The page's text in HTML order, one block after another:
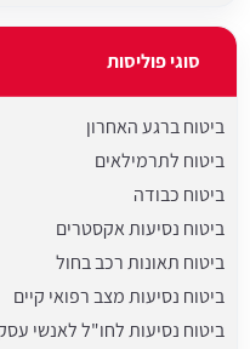
סוגי פוליסות
ביטוח ברגע האחרון
ביטוח לתרמילאים
ביטוח כבודה
ביטוח נסיעות אקסטרים
ביטוח תאונות רכב בחול
ביטוח נסיעות מצב רפואי קיים
ביטוח נסיעות לחו"ל לאנשי